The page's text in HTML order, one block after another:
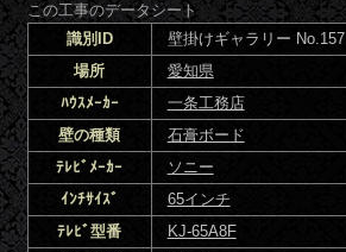
この工事のデータシート
識別ID
壁掛けギャラリー No.157
場所
愛知県
ﾊｳｽﾒｰｶｰ
一条工務店
壁の種類
石膏ボード
ﾃﾚﾋﾞﾒｰｶｰ
ソニー
ｲﾝﾁｻｲｽﾞ
65インチ
ﾃﾚﾋﾞ型番
KJ-65A8F